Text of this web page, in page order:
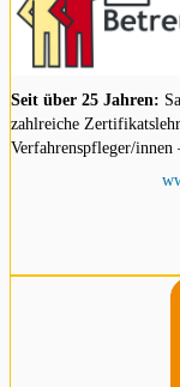
Seit über 25 Jahren:
zahlreiche
Verfahrenspfleger/